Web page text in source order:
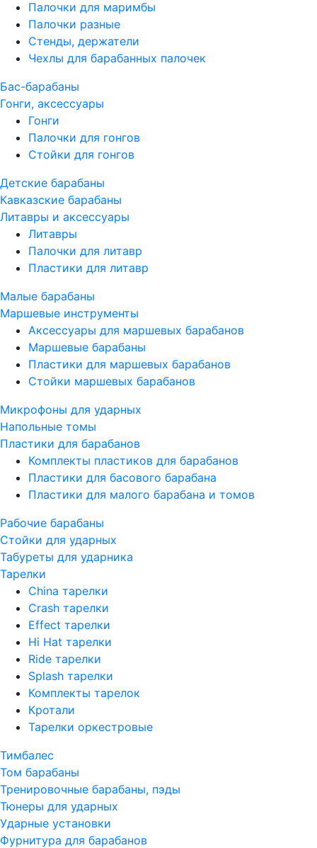
Палочки для маримбы
Палочки разные
Стенды, держатели
Чехлы для барабанных палочек
Бас-барабаны
Гонги, аксессуары
Гонги
Палочки для гонгов
Стойки для гонгов
Детские барабаны
Кавказские барабаны
Литавры и аксессуары
Литавры
Палочки для литавр
Пластики для литавр
Малые барабаны
Маршевые инструменты
Аксессуары для маршевых барабанов
Маршевые барабаны
Пластики для маршевых барабанов
Стойки маршевых барабанов
Микрофоны для ударных
Напольные томы
Пластики для барабанов
Комплекты пластиков для барабанов
Пластики для басового барабана
Пластики для малого барабана и томов
Рабочие барабаны
Стойки для ударных
Табуреты для ударника
Тарелки
China тарелки
Crash тарелки
Effect тарелки
Hi Hat тарелки
Ride тарелки
Splash тарелки
Комплекты тарелок
Кротали
Тарелки оркестровые
Тимбалес
Том барабаны
Тренировочные барабаны, пэды
Тюнеры для ударных
Ударные установки
Фурнитура для барабанов